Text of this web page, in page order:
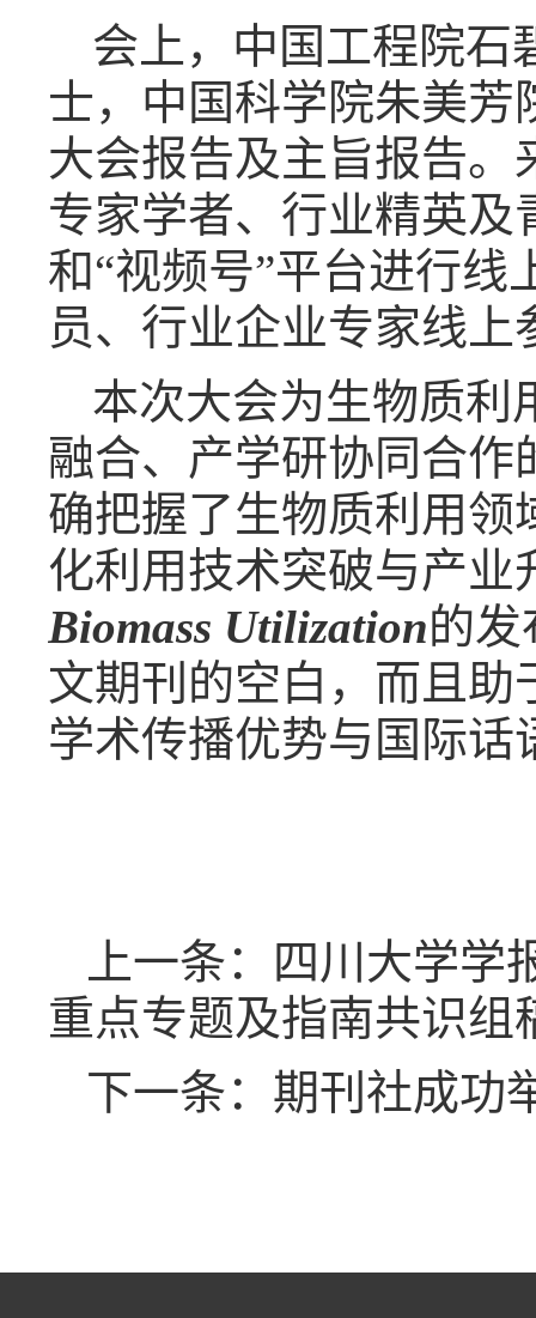
会上，中国工程院石
士，中国科学院朱美芳
大会报告及主旨报告
专家学者、行业精英及
和“视频号”平台进行线
员、行业企业专家线上
本次大会为生物质利
融合、产学研协同合
确把握了生物质利用
化利用技术突破与产业
Biomass Utilization的
文期刊的空白，而且
学术传播优势与国际话
上一条：四川大学
重点专题及指南共识组
下一条：期刊社成功